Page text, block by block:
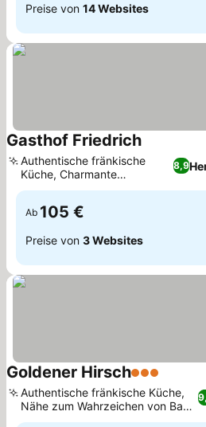
Preise von 14 Websites
Gasthof Friedrich
8,9
Authentische fränkische
Küche, Charmante
Außenterrasse
Ab 105 €
Preise von 3 Websites
Goldener Hirsch3 Sterne
Authentische fränkische Küche,
Nähe zum Wahrzeichen von Bad
Berneck